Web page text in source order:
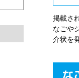
掲載さ
なごや
介状を